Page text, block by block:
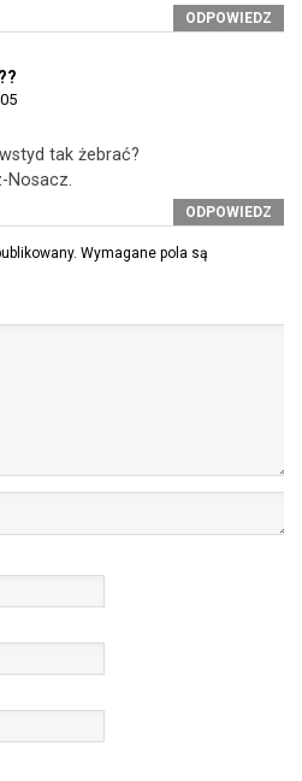
ODPOWIEDZ
tak żebrać?
Nosacz.
ODPOWIEDZ
Wymagane pola są